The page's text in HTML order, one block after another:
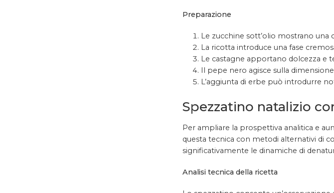
Preparazione
Le zucchine sott’olio mostrano
La ricotta introduce una fase
Le castagne apportano dolcezza e
Il pepe nero agisce sulla
L’aggiunta di erbe può introdurre
Spezzatino natalizio
Per ampliare la prospettiva analitica e
questa tecnica con metodi alternativi di
significativamente le dinamiche di
Analisi tecnica della ricetta